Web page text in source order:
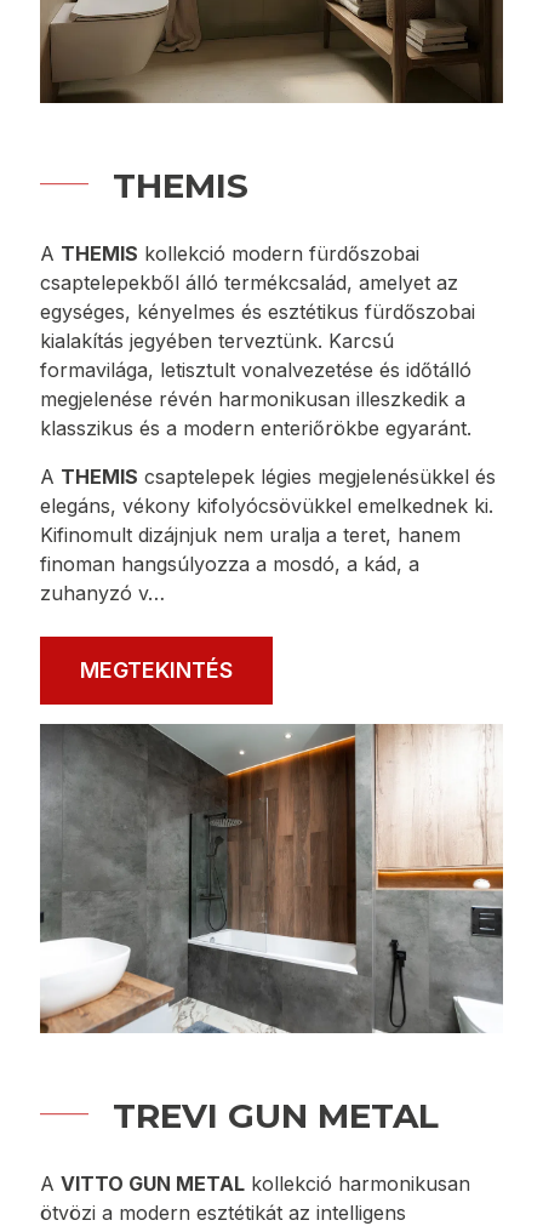
THEMIS
A THEMIS kollekció modern fürdőszobai
csaptelepekből álló termékcsalád, amelyet az
egységes, kényelmes és esztétikus fürdőszobai
kialakítás jegyében terveztünk. Karcsú
formavilága, letisztult vonalvezetése és időtálló
megjelenése révén harmonikusan illeszkedik a
klasszikus és a modern enteriőrökbe egyaránt.
A THEMIS csaptelepek légies megjelenésükkel és
elegáns, vékony kifolyócsövükkel emelkednek ki.
Kifinomult dizájnjuk nem uralja a teret, hanem
finoman hangsúlyozza a mosdó, a kád, a
zuhanyzó v…
MEGTEKINTÉS
TREVI GUN METAL
A VITTO GUN METAL kollekció harmonikusan
ötvözi a modern esztétikát az intelligens